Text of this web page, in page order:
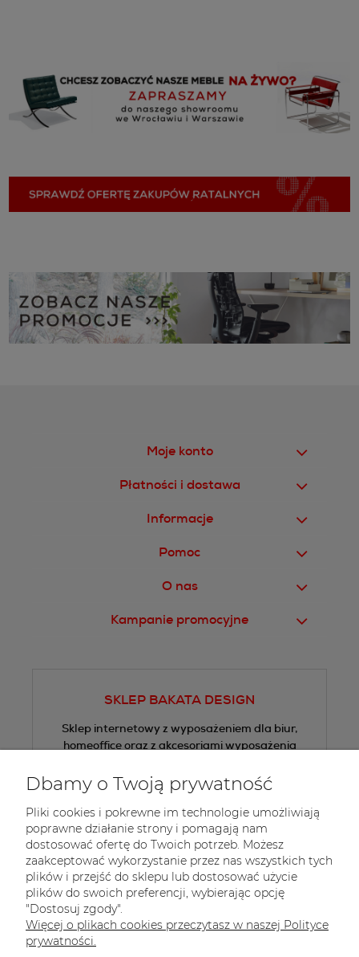
Moje konto
Płatności i dostawa
Informacje
Pomoc
O nas
Kampanie promocyjne
SKLEP BAKATA DESIGN
Sklep internetowy z wyposażeniem dla biur,
homeoffice oraz z akcesoriami wyposażenia
Tel.:
+48 605 505 013
E-mail: sklep@bakata.pl
Zapisz się do newslettera
Dbamy o Twoją prywatność
Pliki cookies i pokrewne im technologie umożliwiają
poprawne działanie strony i pomagają nam
dostosować ofertę do Twoich potrzeb. Możesz
zaakceptować wykorzystanie przez nas wszystkich tych
plików i przejść do sklepu lub dostosować użycie
plików do swoich preferencji, wybierając opcję
"Dostosuj zgody".
Więcej o plikach cookies przeczytasz w naszej Polityce
prywatności.